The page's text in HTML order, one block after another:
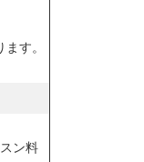
す。
ン料